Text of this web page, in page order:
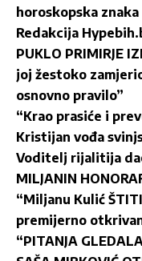
horoskopska znaka
Redakcija
PUKLO PRIMIRJE
joj žestoko
osnovno pravilo”
“Krao prasiće i
Kristijan vođa
Voditelj rijalitija
MILJANIN
“Miljanu Kulić
premijerno
“PITANJA